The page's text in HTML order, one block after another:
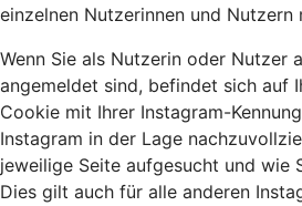
einzelnen Nutzerinnen und Nutzern
Wenn Sie als Nutzerin oder Nutzer
angemeldet sind, befindet sich auf
Cookie mit Ihrer Instagram-
Instagram in der Lage
jeweilige Seite aufgesucht und wie
Dies gilt auch für alle anderen